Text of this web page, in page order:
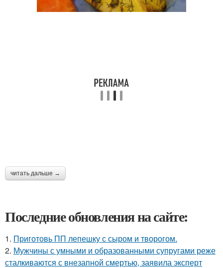
читать дальше →
Последние обновления на сайте:
1. Приготовь ПП лепешку с сыром и творогом.
2. Мужчины с умными и образованными супругами реже
сталкиваются с внезапной смертью, заявила эксперт